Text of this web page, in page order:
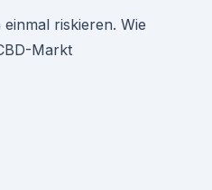
riskieren. Wie
Markt